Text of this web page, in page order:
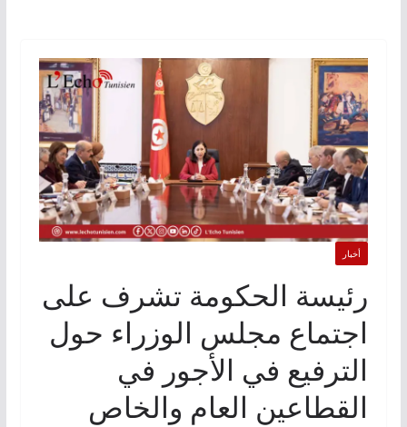
أخبار
رئيسة الحكومة تشرف على
اجتماع مجلس الوزراء حول
الترفيع في الأجور في
القطاعين العام والخاص